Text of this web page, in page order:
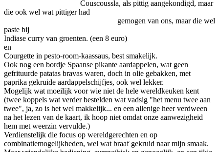
Couscoussla, als pittig aangekondigd, maar
die ook wel wat pittiger had
gemogen van ons, maar die wel
paste bij
Indiase curry van groenten. (een 8 euro)
en
Courgette in pesto-room-kaassaus, best smakelijk.
Ook nog een bordje Spaanse pikante aardappelen, wat geen
gefrituurde patatas bravas waren, doch in olie gebakken, met
paprika gekruide aardappelschijfjes, ook wel lekker.
Mogelijk wat moeilijk voor wie niet de hele wereldkeuken kent
(twee koppels wat verder bestelden wat vadsig "het menu twee aan
twee", ja, zo is het wel makkelijk... en een allenige heer verdween
na het lezen van de kaart, ik hoop niet omdat onze aanwezigheid
hem met weerzin vervulde.)
Verdienstelijk die focus op wereldgerechten en op
combinatiemogelijkheden, wel wat braaf gekruid naar mijn smaak.